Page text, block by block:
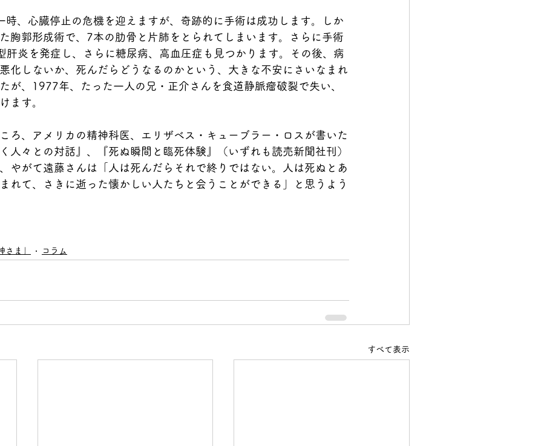
、心臓停止の危機を迎えますが、奇跡的に手術は成功します。しか
胸郭形成術で、7本の肋骨と片肺をとられてしまいます。さらに手術
肝炎を発症し、さらに糖尿病、高血圧症も見つかります。その後、病
化しないか、死んだらどうなるのかという、大きな不安にさいなまれ
が、1977年、たった一人の兄・正介さんを食道静脈瘤破裂で失い、
ます。
ろ、アメリカの精神科医、エリザベス・キューブラー・ロスが書いた
人々との対話』、『死ぬ瞬間と臨死体験』（いずれも読売新聞社刊）
やがて遠藤さんは「人は死んだらそれで終りではない。人は死ぬとあ
れて、さきに逝った懐かしい人たちと会うことができる」と思うよう
さま」 コラム
すべて表示